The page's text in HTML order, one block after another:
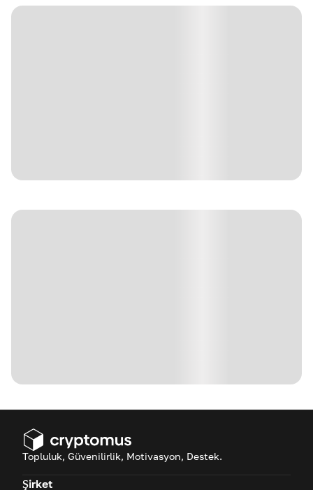
Topluluk, Güvenilirlik, Motivasyon, Destek.
Şirket